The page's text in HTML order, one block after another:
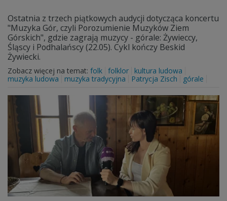
Ostatnia z trzech piątkowych audycji dotycząca koncertu
"Muzyka Gór, czyli Porozumienie Muzyków Ziem
Górskich", gdzie zagrają muzycy - górale: Żywieccy,
Śląscy i Podhalańscy (22.05). Cykl kończy Beskid
Żywiecki.
Zobacz więcej na temat: folk folklor
kultura ludowa
muzyka ludowa
muzyka tradycyjna Patrycja Zisch górale